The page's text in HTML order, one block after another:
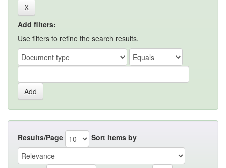
Add filters:
Use filters to refine the search results.
Results/Page Sort items by